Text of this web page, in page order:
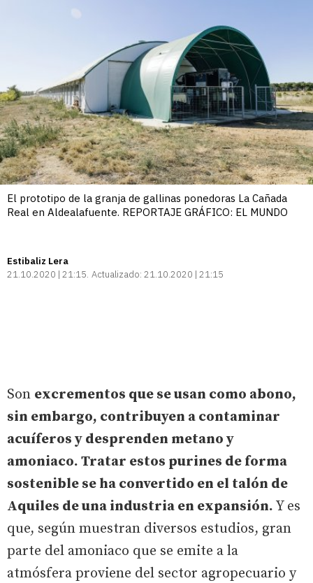
El prototipo de la granja de gallinas ponedoras La Cañada
Real en Aldealafuente. REPORTAJE GRÁFICO: EL MUNDO
Estibaliz Lera
21.10.2020 | 21:15 Actualizado: 21.10.2020 | 21:15
Son excrementos que se usan como abono,
sin embargo, contribuyen a contaminar
acuíferos y desprenden metano y
amoniaco. Tratar estos purines de forma
sostenible se ha convertido en el talón de
Aquiles de una industria en expansión. Y es
que, según muestran diversos estudios, gran
parte del amoniaco que se emite a la
atmósfera proviene del sector agropecuario y